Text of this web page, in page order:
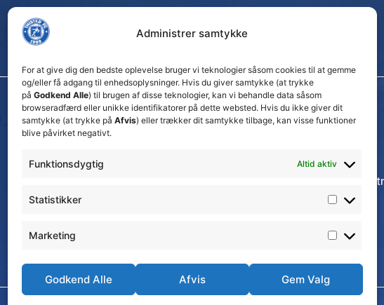
Administrer samtykke
For at give dig den bedste oplevelse bruger vi teknologier såsom cookies til at gemme
og/eller få adgang til enhedsoplysninger. Hvis du giver samtykke (at trykke
på Godkend Alle) til brugen af disse teknologier, kan vi behandle data såsom
browseradfærd eller unikke identifikatorer på dette websted. Hvis du ikke giver dit
samtykke (at trykke på Afvis) eller trækker dit samtykke tilbage, kan visse funktioner
blive påvirket negativt.
Funktionsdygtig Altid aktiv
Statistikker
Marketing
Godkend Alle Afvis Gem Valg
Seneste nyheder
Nyt trænerteam klar for Thisted FC Amatørs
Thisted FC tager ansvarlige økonomiske